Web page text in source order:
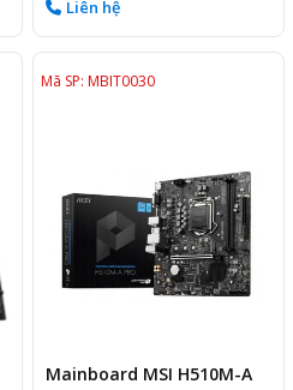
Liên hệ
Mã SP: MBIT0030
Mainboard MSI H510M-A